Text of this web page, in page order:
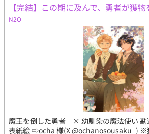
【完結】この期に及んで、勇者が獲物
N2O
魔王を倒した勇者 × 幼馴染の魔法使い 勘
表紙絵 ⇨ocha 様(X @ochanosousaku_) ※